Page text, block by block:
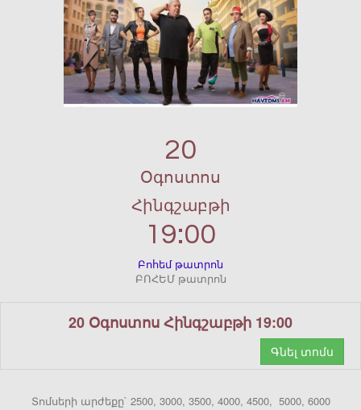
20
Օգոստոս
Հինգշաբթի
19:00
Բոհեմ թատրոն
ԲՈՀԵՄ թատրոն
20 Օգոստոս Հինգշաբթի 19:00
Գնել տոմս
Տոմսերի արժեքը` 2500, 3000, 3500, 4000, 4500, 5000, 6000